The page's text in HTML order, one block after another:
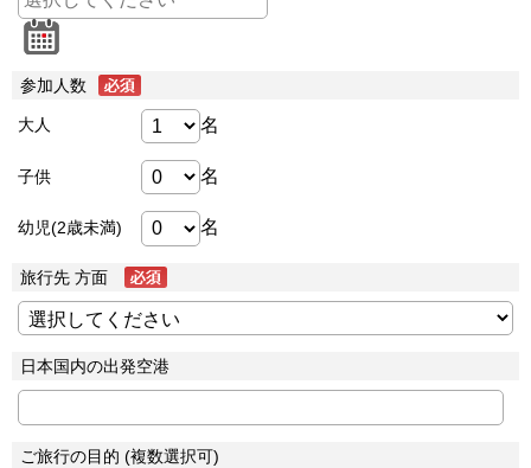
参加人数
大人 名
子供 名
幼児(2歳未満) 名
旅行先 方面
日本国内の出発空港
ご旅行の目的 (複数選択可)